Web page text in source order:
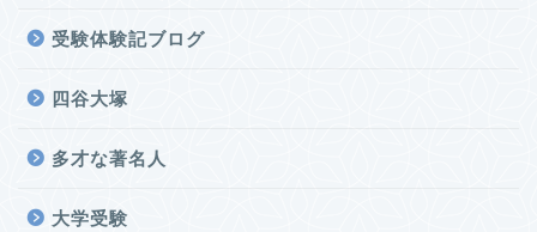
受験体験記ブログ
四谷大塚
多才な著名人
大学受験